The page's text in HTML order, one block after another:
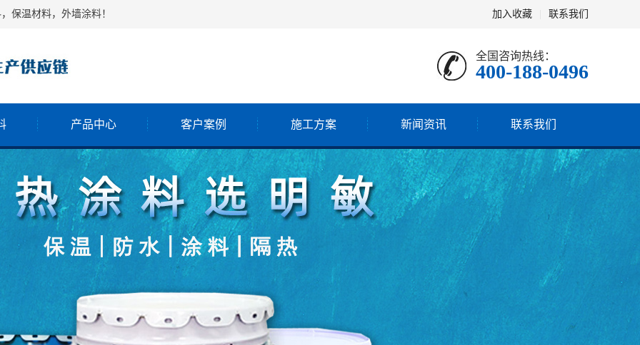
保温材料，外墙涂料！ 加入收藏 联系我们
全国咨询热线：
400-188-0496
产品中心 客户案例 施工方案 新闻资讯 联系我们